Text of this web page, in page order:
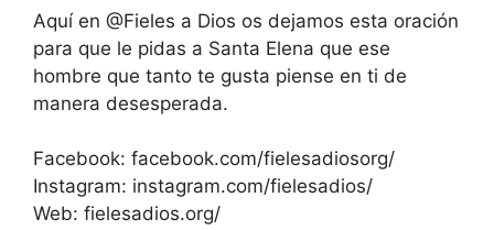
Aquí en @Fieles a Dios os dejamos esta oración
para que le pidas a Santa Elena que ese
hombre que tanto te gusta piense en ti de
manera desesperada.
Facebook: facebook.com/fielesadiosorg/
Instagram: instagram.com/fielesadios/
Web: fielesadios.org/